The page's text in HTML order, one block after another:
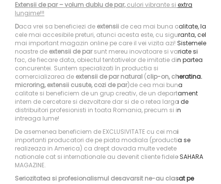
Extensii de par – volum dublu de par,culori vibrante si extra
lungime!!!
Daca vrei sa beneficiezi de extensii de cea mai buna calitate, la
cele mai accesibile preturi, atunci acesta este, cu siguranta, cel
mai important magazin online pe care il vei vizita azi! Sistemele
noastre de extensii de parsunt mereu inovatoare si variate si
fac, de fiecare data, obiectul tentativelor de imitatie din partea
concurentei. Suntem specializati în productia si
comercializarea de extensii de par natural (clip-on, cheratina.
microring, extensii cusute, cozi de par)de cea mai buna
calitate si beneficiem de un grup creativ, de un departament
intern de cercetare si dezvoltare dar si de o retea larga de
distribuitori profesionisti in toata Romania, precum si in
intreaga lume!
De asemenea beneficiem de EXCLUSIVITATE cu cei mai
importanti producatori de pe piata modiala (productia se
realizeaza in America) ca drept dovada multe vedete
nationale cat si internationale au devenit cliente fidele SAHARA
MAGAZINE.
Seriozitatea si profesionalismul desavarsit ne-au clasat pe